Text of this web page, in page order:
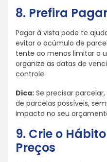
8. Prefira
Pagar à vista pode te
evitar o acúmulo de
tente ao menos limitar o
organize as datas de
controle.
Dica: Se precisar
de parcelas possíveis,
impacto no seu
9. Crie o
Preços